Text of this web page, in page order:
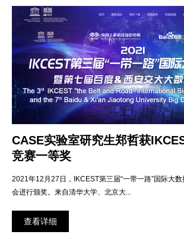
CASE实验室研究生郑哲获
竞赛一等奖
2021年12月27日，IKCEST第三届“一带一路”国际大
会进行颁奖。来自清华大学、北京大...
查看详细